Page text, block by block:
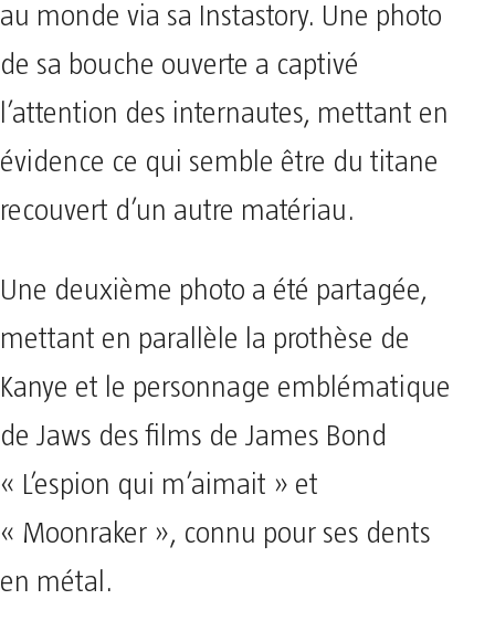
au monde via sa Instastory. Une photo
de sa bouche ouverte a captivé
l’attention des internautes, mettant en
évidence ce qui semble être du titane
recouvert d’un autre matériau.
Une deuxième photo a été partagée,
mettant en parallèle la prothèse de
Kanye et le personnage emblématique
de Jaws des films de James Bond
« L’espion qui m’aimait » et
« Moonraker », connu pour ses dents
en métal.